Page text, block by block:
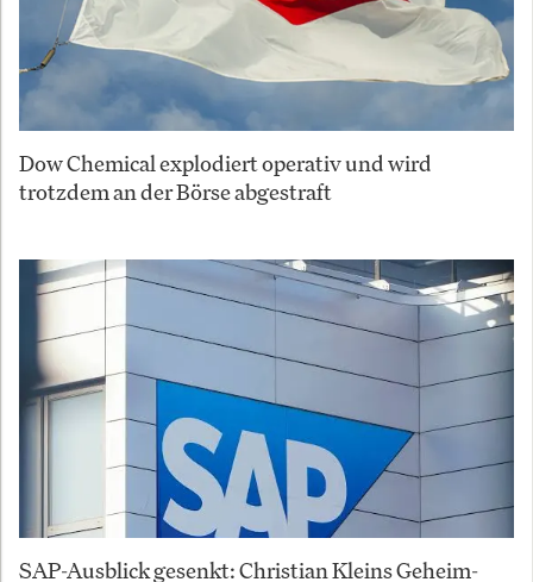
Dow Chemical explodiert operativ und wird
trotzdem an der Börse abgestraft
SAP-Ausblick gesenkt: Christian Kleins Geheim-